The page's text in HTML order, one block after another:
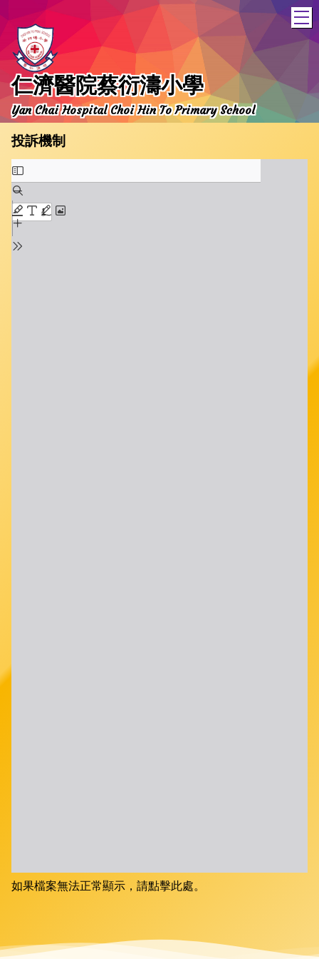
仁濟醫院蔡衍濤小學
Yan Chai Hospital Choi Hin To Primary School
投訴機制
如果檔案無法正常顯示，請點擊此處。